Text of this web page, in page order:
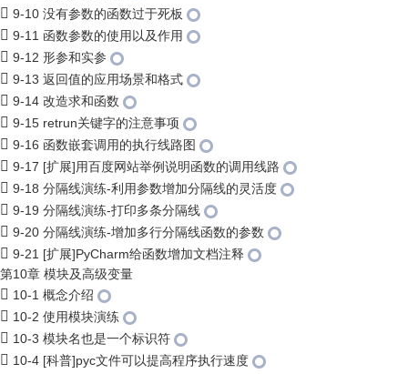
9-10 没有参数的函数过于死板
9-11 函数参数的使用以及作用
9-12 形参和实参
9-13 返回值的应用场景和格式
9-14 改造求和函数
9-15 retrun关键字的注意事项
9-16 函数嵌套调用的执行线路图
9-17 [扩展]用百度网站举例说明函数的调用线路
9-18 分隔线演练-利用参数增加分隔线的灵活度
9-19 分隔线演练-打印多条分隔线
9-20 分隔线演练-增加多行分隔线函数的参数
9-21 [扩展]PyCharm给函数增加文档注释
第10章 模块及高级变量
10-1 概念介绍
10-2 使用模块演练
10-3 模块名也是一个标识符
10-4 [科普]pyc文件可以提高程序执行速度